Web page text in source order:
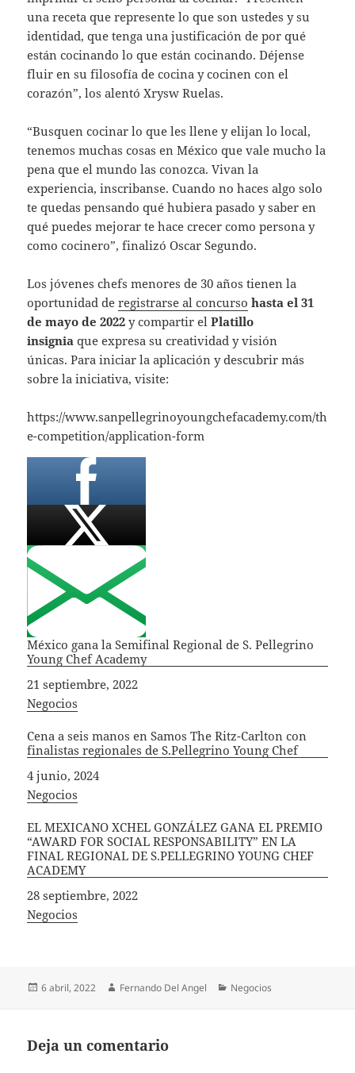
una receta que represente lo que son ustedes y su
identidad, que tenga una justificación de por qué
están cocinando lo que están cocinando. Déjense
fluir en su filosofía de cocina y cocinen con el
corazón”, los alentó Xrysw Ruelas.
“Busquen cocinar lo que les llene y elijan lo local,
tenemos muchas cosas en México que vale mucho la
pena que el mundo las conozca. Vivan la
experiencia, inscribanse. Cuando no haces algo solo
te quedas pensando qué hubiera pasado y saber en
qué puedes mejorar te hace crecer como persona y
como cocinero”, finalizó Oscar Segundo.
Los jóvenes chefs menores de 30 años tienen la
oportunidad deregistrarse al concurso hasta el 31
de mayo de 2022 y compartir elPlatillo
insignia que expresa su creatividad y visión
únicas. Para iniciar la aplicación y descubrir más
sobre la iniciativa, visite:
https://www.sanpellegrinoyoungchefacademy.com/th
e-competition/application-form
México gana la Semifinal Regional de S. Pellegrino
Young Chef Academy
Fecha
21 septiembre, 2022
In relation to
Negocios
Cena a seis manos en Samos The Ritz-Carlton con
finalistas regionales de S.Pellegrino Young Chef
Fecha
4 junio, 2024
In relation to
Negocios
EL MEXICANO XCHEL GONZÁLEZ GANA EL PREMIO
“AWARD FOR SOCIAL RESPONSABILITY” EN LA
FINAL REGIONAL DE S.PELLEGRINO YOUNG CHEF
ACADEMY
Fecha
28 septiembre, 2022
In relation to
Negocios
Publicado
6 abril, 2022 Autor
Fernando Del Angel Categorías
Negocios
Deja un comentario